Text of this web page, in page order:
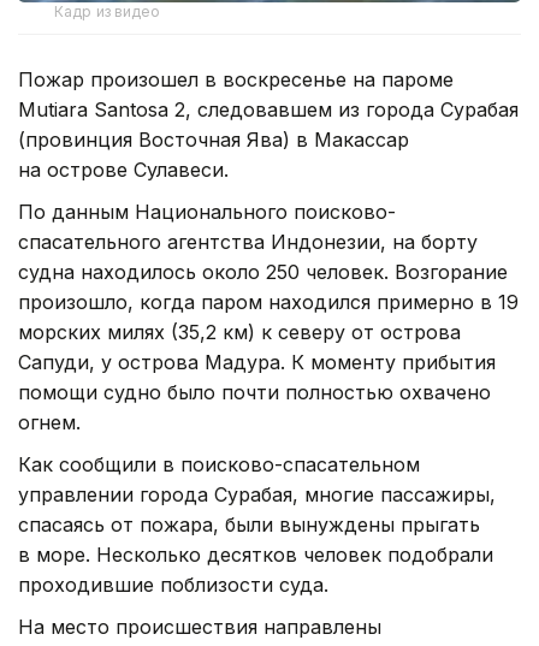
Кадр из видео
Пожар произошел в воскресенье на пароме
Mutiara Santosa 2, следовавшем из города Сурабая
(провинция Восточная Ява) в Макассар
на острове Сулавеси.
По данным Национального поисково-
спасательного агентства Индонезии, на борту
судна находилось около 250 человек. Возгорание
произошло, когда паром находился примерно в 19
морских милях (35,2 км) к северу от острова
Сапуди, у острова Мадура. К моменту прибытия
помощи судно было почти полностью охвачено
огнем.
Как сообщили в поисково-спасательном
управлении города Сурабая, многие пассажиры,
спасаясь от пожара, были вынуждены прыгать
в море. Несколько десятков человек подобрали
проходившие поблизости суда.
На место происшествия направлены